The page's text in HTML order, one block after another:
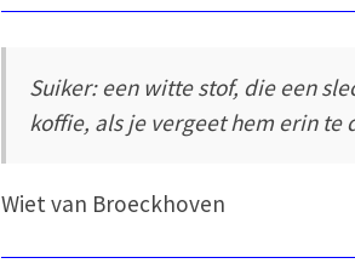
Suiker: een witte stof, die een
koffie, als je vergeet hem erin te
Wiet van Broeckhoven